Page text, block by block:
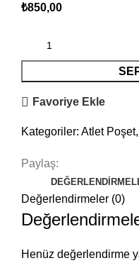
₺850,00
Favoriye Ekle
Kategoriler: Atlet Poşet,
Paylaş:
Değerlendirmeler (0)
Henüz değerlendirme